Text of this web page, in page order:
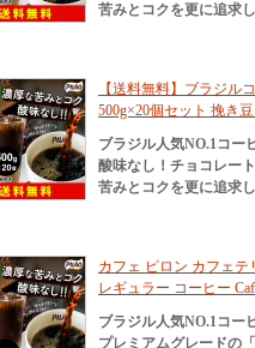
苦みとコクを更に追求
【送料無料】ブラジル
500g×20個セット 挽き
ブラジル人気NO.1コー
酸味なし！チョコレー
苦みとコクを更に追求
カフェ ピロン カフェテ
レギュラー コーヒー
ブラジル人気NO.1コー
プレミアムグレードの